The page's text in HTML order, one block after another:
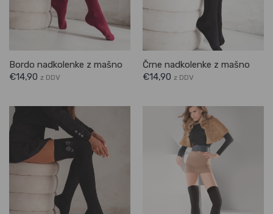
Bordo nadkolenke z mašno
€14,90 z DDV
Črne nadkolenke z mašno
€14,90 z DDV